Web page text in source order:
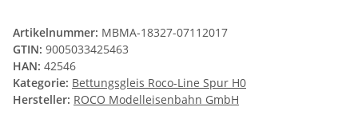
Artikelnummer: MBMA-18327-07112017
GTIN: 9005033425463
HAN: 42546
Kategorie: Bettungsgleis Roco-Line Spur H0
Hersteller: ROCO Modelleisenbahn GmbH